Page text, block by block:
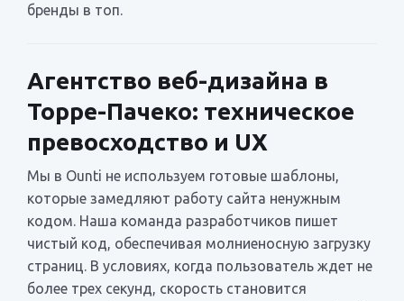
бренды в топ.
Агентство веб-дизайна в
Торре-Пачеко: техническое
превосходство и UX
Мы в Ounti не используем готовые шаблоны,
которые замедляют работу сайта ненужным
кодом. Наша команда разработчиков пишет
чистый код, обеспечивая молниеносную загрузку
страниц. В условиях, когда пользователь ждет не
более трех секунд, скорость становится